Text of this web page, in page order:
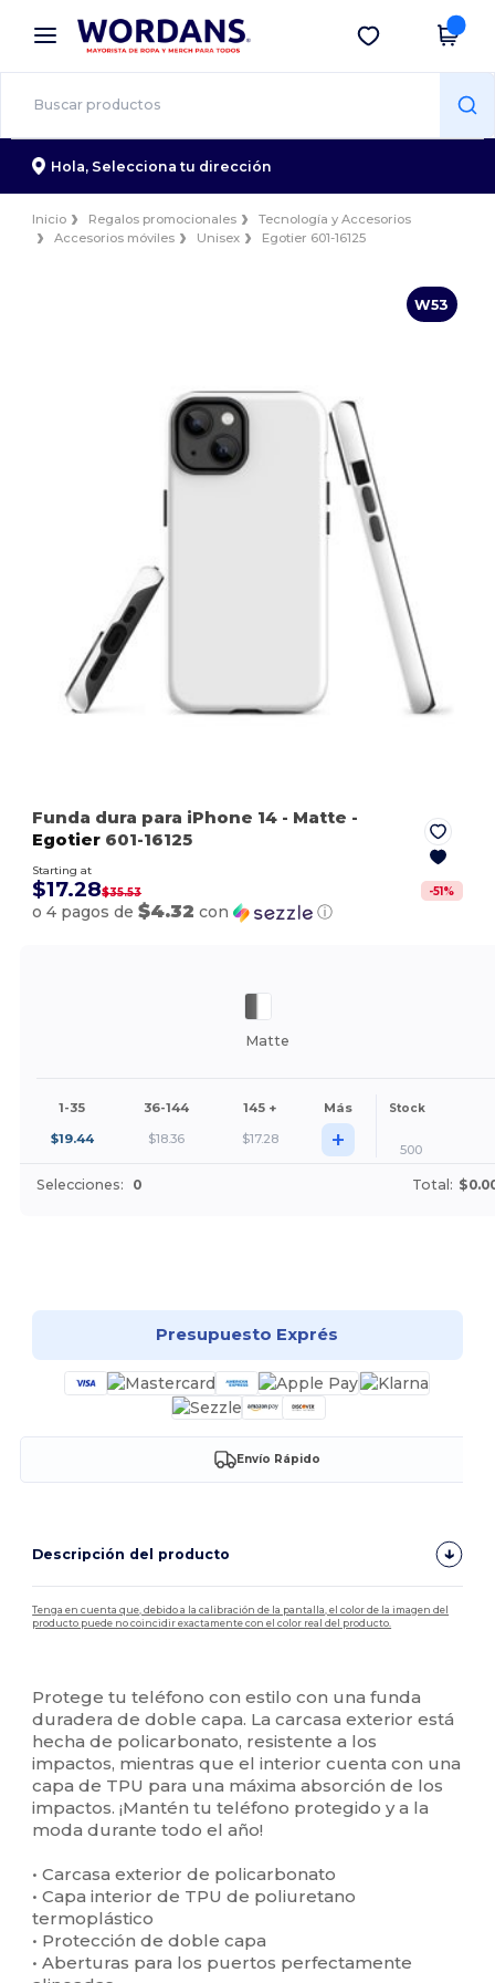
× App de Wordans
¡Mejores precios en app!
Descargar app
Hola, Selecciona tu dirección
Inicio Regalos promocionales
Tecnología y Accesorios
Accesorios móviles
Unisex Egotier 601-16125
W53
Funda dura para iPhone 14 - Matte -
Egotier 601-16125
Starting at
$17.28$35.53 -51%
o 4 pagos de$4.32 con ⓘ
Matte
1-35 36-144 145 + Más Stock
$19.44 $18.36 $17.28 + 500
Selecciones: 0 Total:
Presupuesto Exprés
Envío Rápido
Descripción del producto
Tenga en cuenta que, debido a la calibración de la pantalla, el color de la imagen del
producto puede no coincidir exactamente con el color real del producto.
Protege tu teléfono con estilo con una funda
duradera de doble capa. La carcasa exterior está
hecha de policarbonato, resistente a los
impactos, mientras que el interior cuenta con una
capa de TPU para una máxima absorción de los
impactos. ¡Mantén tu teléfono protegido y a la
moda durante todo el año!
• Carcasa exterior de policarbonato
• Capa interior de TPU de poliuretano
termoplástico
• Protección de doble capa
• Aberturas para los puertos perfectamente